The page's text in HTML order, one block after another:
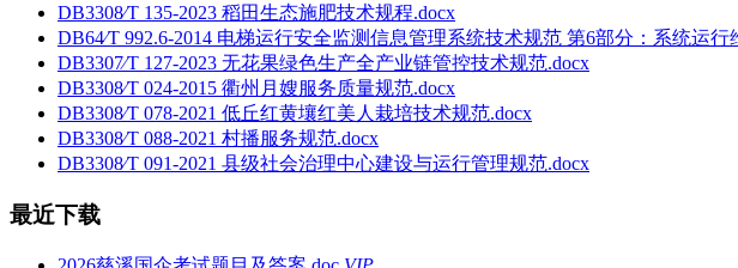
DB3308∕T 135-2023 稻田生态施肥技术规程.docx
DB64∕T 992.6-2014 电梯运行安全监测信息管理系统技术规范 第6部分：系统运行
DB3307∕T 127-2023 无花果绿色生产全产业链管控技术规范.docx
DB3308∕T 024-2015 衢州月嫂服务质量规范.docx
DB3308∕T 078-2021 低丘红黄壤红美人栽培技术规范.docx
DB3308∕T 088-2021 村播服务规范.docx
DB3308∕T 091-2021 县级社会治理中心建设与运行管理规范.docx
最近下载